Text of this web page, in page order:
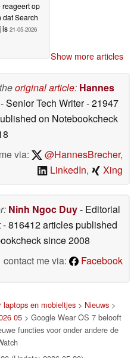
reageert op
dat Search
is 21-05-2026
Show more articles
original article: Hannes
- Senior Tech Writer- 21947
on Notebookcheck
via:
@HannesBrecher,
LinkedIn, Xing
Ninh Ngoc Duy- Editorial
- 816412 articles published
since 2008
contact me via:
Facebook
laptops en mobieltjes> Nieuws>
05 > Google Wear OS 7 belooft
functies voor onder andere de